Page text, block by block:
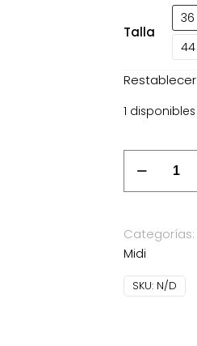
Talla
36
44
Restablecer
1 disponibles
Magnolia
Kobus
marino
cantidad
Categorías:
Midi
SKU: N/D